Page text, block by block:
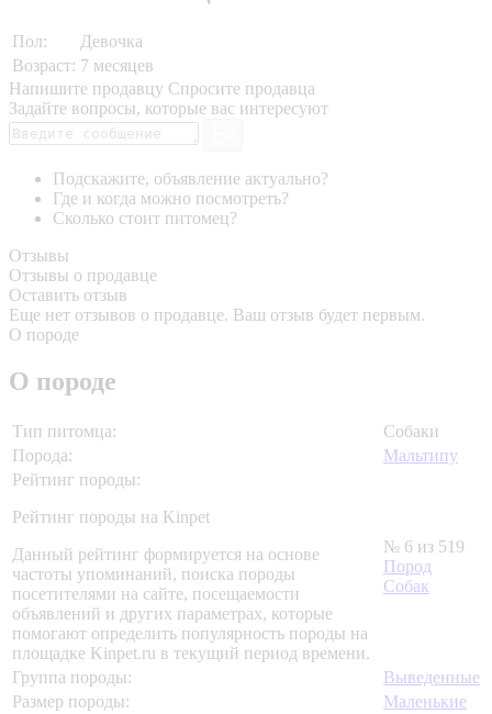
Пол:
Девочка
Возраст: 7 месяцев
Напишите продавцу Спросите продавца
Задайте вопросы, которые вас интересуют
Подскажите, объявление актуально?
Где и когда можно посмотреть?
Сколько стоит питомец?
Отзывы
Отзывы о продавце
Оставить отзыв
Еще нет отзывов о продавце. Ваш отзыв будет первым.
О породе
О породе
Тип питомца:
Собаки
Порода:
Мальтипу
Рейтинг породы:
Рейтинг породы на Kinpet
Данный рейтинг формируется на основе
частоты упоминаний, поиска породы
посетителями на сайте, посещаемости
объявлений и других параметрах, которые
помогают определить популярность породы на
площадке Kinpet.ru в текущий период времени.
№ 6 из 519
Пород
Собак
Группа породы:
Выведенные
Размер породы:
Маленькие